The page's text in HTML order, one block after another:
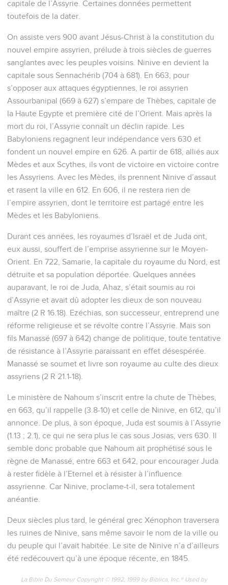
capitale de l’Assyrie. Certaines données permettent
toutefois de la dater.
On assiste vers 900 avant Jésus-Christ à la constitution du
nouvel empire assyrien, prélude à trois siècles de guerres
sanglantes avec les peuples voisins. Ninive en devient la
capitale sous Sennachérib (704 à 681). En 663, pour
s’opposer aux attaques égyptiennes, le roi assyrien
Assourbanipal (669 à 627) s’empare de Thèbes, capitale de
la Haute Egypte et première cité de l’Orient. Mais après la
mort du roi, l’Assyrie connaît un déclin rapide. Les
Babyloniens regagnent leur indépendance vers 630 et
fondent un nouvel empire en 626. A partir de 618, alliés aux
Mèdes et aux Scythes, ils vont de victoire en victoire contre
les Assyriens. Avec les Mèdes, ils prennent Ninive d’assaut
et rasent la ville en 612. En 606, il ne restera rien de
l’empire assyrien, dont le territoire est partagé entre les
Mèdes et les Babyloniens.
Durant ces années, les royaumes d’Israël et de Juda ont,
eux aussi, souffert de l’emprise assyrienne sur le Moyen-
Orient. En 722, Samarie, la capitale du royaume du Nord, est
détruite et sa population déportée. Quelques années
auparavant, le roi de Juda, Ahaz, s’était soumis au roi
d’Assyrie et avait dû adopter les dieux de son nouveau
maître (2 R 16.18). Ezéchias, son successeur, entreprend une
réforme religieuse et se révolte contre l’Assyrie. Mais son
fils Manassé (697 à 642) change de politique, toute tentative
de résistance à l’Assyrie paraissant en effet désespérée.
Manassé se soumet et livre son royaume au culte des dieux
assyriens (2 R 21.1-18).
Le ministère de Nahoum s’inscrit entre la chute de Thèbes,
en 663, qu’il rappelle (3.8-10) et celle de Ninive, en 612, qu’il
annonce. De plus, à son époque, Juda est soumis à l’Assyrie
(1.13 ; 2.1), ce qui ne sera plus le cas sous Josias, vers 630. Il
semble donc probable que Nahoum ait prophétisé sous le
règne de Manassé, entre 663 et 642, pour encourager Juda
à rester fidèle à l’Eternel et à résister à l’influence
assyrienne. Car Ninive, proclame-t-il, sera totalement
anéantie.
Deux siècles plus tard, le général grec Xénophon traversera
les ruines de Ninive, sans même savoir le nom de la ville ou
du peuple qui l’avait habitée. Le site de Ninive n’a d’ailleurs
été redécouvert qu’à une époque récente, en 1845.
La Bible Du Semeur Copyright © 1992, 1999 by Biblica, Inc.® Used by